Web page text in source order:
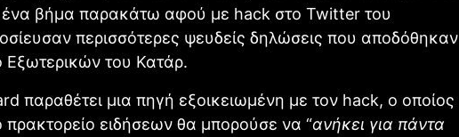
ένα βήμα παρακάτω αφού με hack στο Twitter του
περισσότερες ψευδείς δηλώσεις που αποδόθηκαν
Εξωτερικών του Κατάρ.
παραθέτει μια πηγή εξοικειωμένη με τον hack, ο οποίος
πρακτορείο ειδήσεων θα μπορούσε να “ανήκει για πάντα